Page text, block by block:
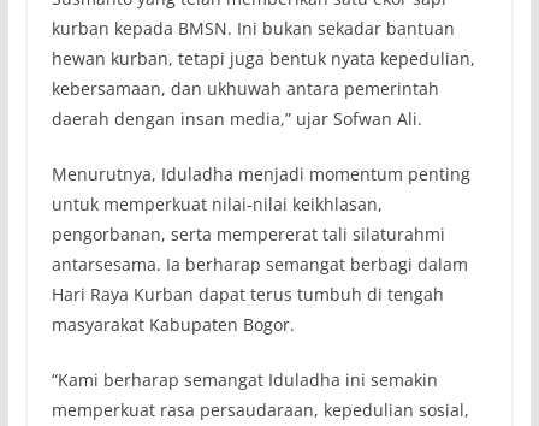
kurban kepada BMSN. Ini bukan sekadar bantuan
hewan kurban, tetapi juga bentuk nyata kepedulian,
kebersamaan, dan ukhuwah antara pemerintah
daerah dengan insan media,” ujar Sofwan Ali.
Menurutnya, Iduladha menjadi momentum penting
untuk memperkuat nilai-nilai keikhlasan,
pengorbanan, serta mempererat tali silaturahmi
antarsesama. Ia berharap semangat berbagi dalam
Hari Raya Kurban dapat terus tumbuh di tengah
masyarakat Kabupaten Bogor.
“Kami berharap semangat Iduladha ini semakin
memperkuat rasa persaudaraan, kepedulian sosial,